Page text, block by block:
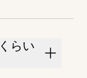
らい